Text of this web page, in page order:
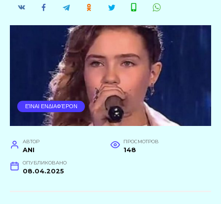
ΕΊΝΑΙ ΕΝΔΙΑΦΈΡΟΝ
АВТОР
ANI
ПРОСМОТРОВ
148
ОПУБЛИКОВАНО
08.04.2025